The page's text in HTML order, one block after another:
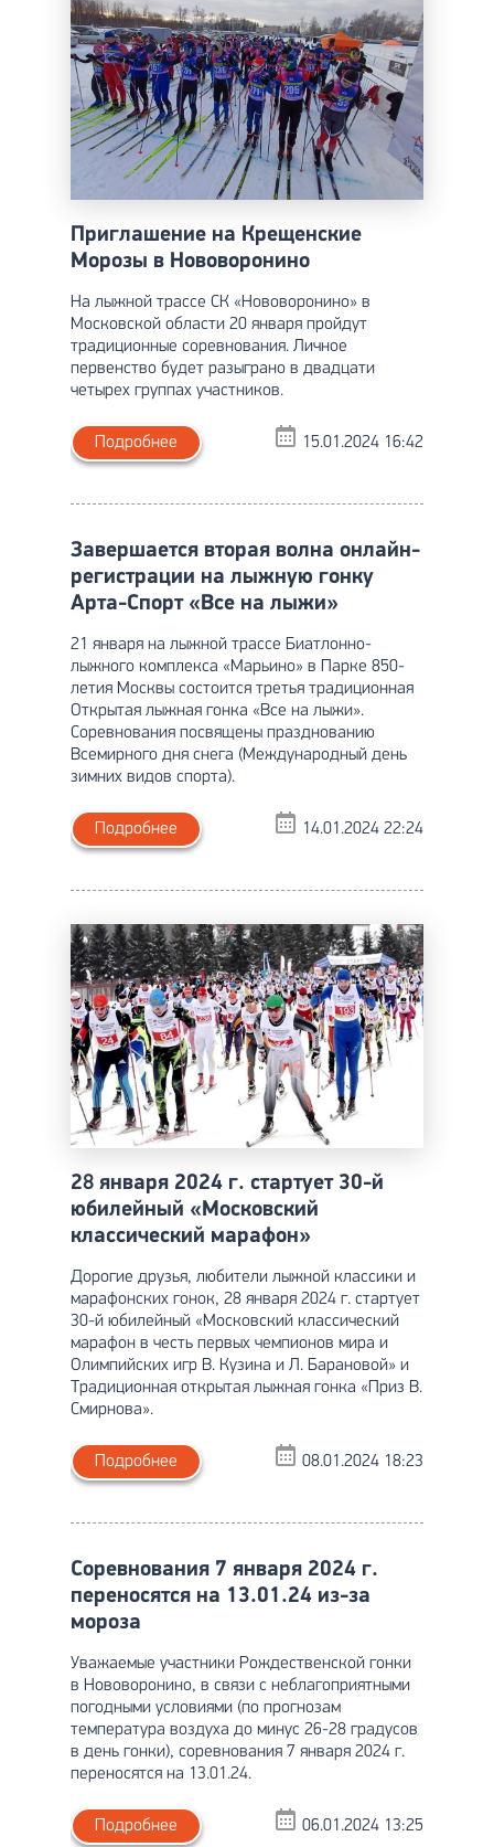
Приглашение на Крещенские
Морозы в Нововоронино
На лыжной трассе СК «Нововоронино» в
Московской области 20 января пройдут
традиционные соревнования. Личное
первенство будет разыграно в двадцати
четырех группах участников.
Подробнее 15.01.2024 16:42
Завершается вторая волна онлайн-
регистрации на лыжную гонку
Арта-Спорт «Все на лыжи»
21 января на лыжной трассе Биатлонно-
лыжного комплекса «Марьино» в Парке 850-
летия Москвы состоится третья традиционная
Открытая лыжная гонка «Все на лыжи».
Соревнования посвящены празднованию
Всемирного дня снега (Международный день
зимних видов спорта).
Подробнее 14.01.2024 22:24
28 января 2024 г. стартует 30-й
юбилейный «Московский
классический марафон»
Дорогие друзья, любители лыжной классики и
марафонских гонок, 28 января 2024 г. стартует
30-й юбилейный «Московский классический
марафон в честь первых чемпионов мира и
Олимпийских игр В. Кузина и Л. Барановой» и
Традиционная открытая лыжная гонка «Приз В.
Смирнова».
Подробнее 08.01.2024 18:23
Соревнования 7 января 2024 г.
переносятся на 13.01.24 из-за
мороза
Уважаемые участники Рождественской гонки
в Нововоронино, в связи с неблагоприятными
погодными условиями (по прогнозам
температура воздуха до минус 26-28 градусов
в день гонки), соревнования 7 января 2024 г.
переносятся на 13.01.24.
Подробнее 06.01.2024 13:25